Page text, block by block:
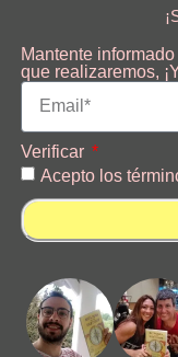
Mantente
que realizaremos,
Verificar
Acepto los